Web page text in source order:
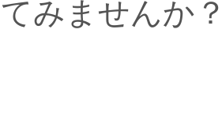
てみませんか？